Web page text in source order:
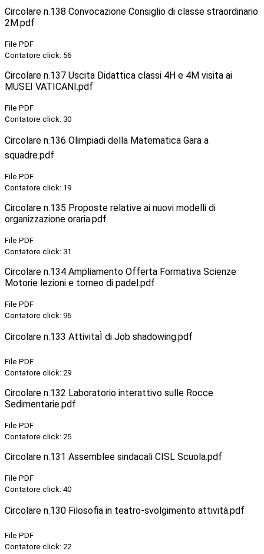
Circolare n.138 Convocazione Consiglio di classe straordinario
2M.pdf
File PDF
Contatore click: 56
Circolare n.137 Uscita Didattica classi 4H e 4M visita ai
MUSEI VATICANI.pdf
File PDF
Contatore click: 30
Circolare n.136 Olimpiadi della Matematica Gara a
squadre.pdf
File PDF
Contatore click: 19
Circolare n.135 Proposte relative ai nuovi modelli di
organizzazione oraria.pdf
File PDF
Contatore click: 31
Circolare n.134 Ampliamento Offerta Formativa Scienze
Motorie lezioni e torneo di padel.pdf
File PDF
Contatore click: 96
Circolare n.133 AttivitaÌ di Job shadowing.pdf
File PDF
Contatore click: 29
Circolare n.132 Laboratorio interattivo sulle Rocce
Sedimentarie.pdf
File PDF
Contatore click: 25
Circolare n.131 Assemblee sindacali CISL Scuola.pdf
File PDF
Contatore click: 40
Circolare n.130 Filosofia in teatro-svolgimento attività.pdf
File PDF
Contatore click: 22